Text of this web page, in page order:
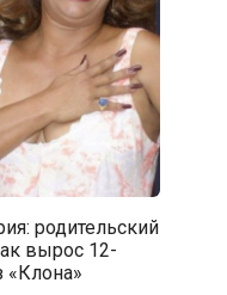
родительский
вырос 12-